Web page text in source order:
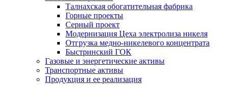
Талнахская обогатительная фабрика
Горные проекты
Серный проект
Модернизация Цеха электролиза никеля
Отгрузка медно-никелевого концентрата
Быстринский ГОК
Газовые и энергетические активы
Транспортные активы
Продукция и ее реализация